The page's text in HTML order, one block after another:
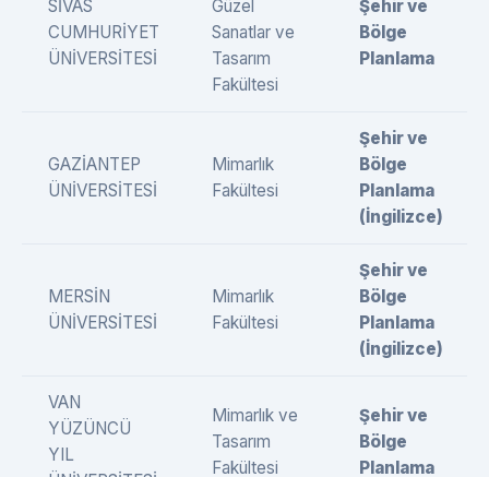
SİVAS
CUMHURİYET
ÜNİVERSİTESİ
Güzel
Sanatlar ve
Tasarım
Fakültesi
Şehir ve
Bölge
Planlama
GAZİANTEP
ÜNİVERSİTESİ
Mimarlık
Fakültesi
Şehir ve
Bölge
Planlama
(İngilizce)
MERSİN
ÜNİVERSİTESİ
Mimarlık
Fakültesi
Şehir ve
Bölge
Planlama
(İngilizce)
VAN
YÜZÜNCÜ
YIL
Mimarlık ve
Tasarım
Fakültesi
Şehir ve
Bölge
Planlama